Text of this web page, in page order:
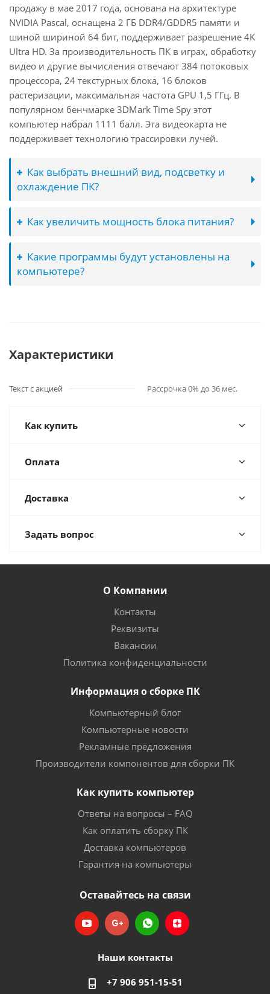
продажу в мае 2017 года, основана на архитектуре
NVIDIA Pascal, оснащена 2 ГБ DDR4/GDDR5 памяти и
шиной шириной 64 бит, поддерживает разрешение 4K
Ultra HD. За производительность ПК в играх, обработку
видео и другие вычисления отвечают 384 потоковых
процессора, 24 текстурных блока, 16 блоков
растеризации, максимальная частота GPU 1,5 ГГц. В
популярном бенчмарке 3DMark Time Spy этот
компьютер набрал 1111 балл. Эта видеокарта не
поддерживает технологию трассировки лучей.
Как выбрать внешний вид, подсветку и
охлаждение ПК?
Как увеличить мощность блока питания?
Какие программы будут установлены на
компьютере?
Характеристики
Текст с акцией Рассрочка 0% до 36 мес.
Как купить
Оплата
Доставка
Задать вопрос
О Компании
Контакты
Реквизиты
Вакансии
Политика конфиденциальности
Информация о сборке ПК
Компьютерный блог
Компьютерные новости
Рекламные предложения
Производители компонентов для сборки ПК
Как купить компьютер
Ответы на вопросы – FAQ
Как оплатить сборку ПК
Доставка компьютеров
Гарантия на компьютеры
Оставайтесь на связи
Наши контакты
+7 906 951-15-51